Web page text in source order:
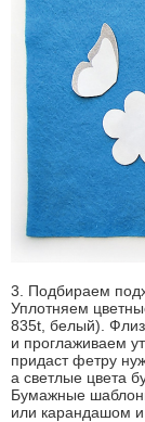
3. Подбираем
Уплотняем
835t, белый).
и проглаживаем
придаст фетру
а светлые цвета
Бумажные
или карандашом и